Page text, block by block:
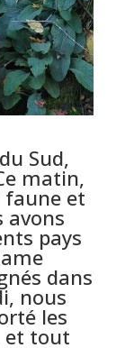
Sud,
matin,
faune et
avons
pays
dans
nous
les
et tout